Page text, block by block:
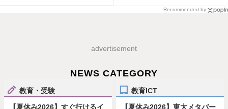
Recommended by
advertisement
NEWS CATEGORY
教育・受験
【夏休み2026】すぐ行けるイ
教育ICT
【夏休み2026】東大メタバー